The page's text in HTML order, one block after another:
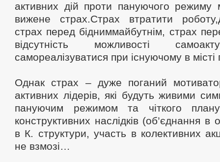
активних дій проти пануючого режиму
вижене страх.Страх втратити
страх перед бідниммайбутнім, страх
відсутність можливості
самореалізуватися при існуючому в
Однак страх – дуже поганий
активних лідерів, які будуть живими
пануючим режимом та чіткого плану
конструктивних наслідків (об’єднання в
в К. структури, участь в колективних
не взмозі…